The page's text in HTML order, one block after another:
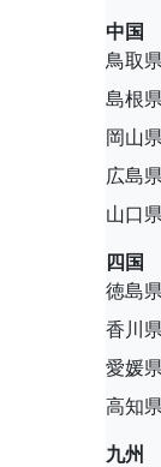
中国
鳥取県
島根県
岡山県
広島県
山口県
四国
徳島県
香川県
愛媛県
高知県
九州